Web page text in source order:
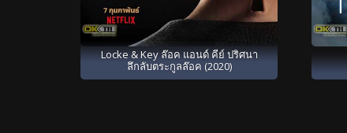
Locke & Key ล๊อค แอนด์ คีย์ ปริศนา
ลึกลับตระกูลล๊อค (2020)